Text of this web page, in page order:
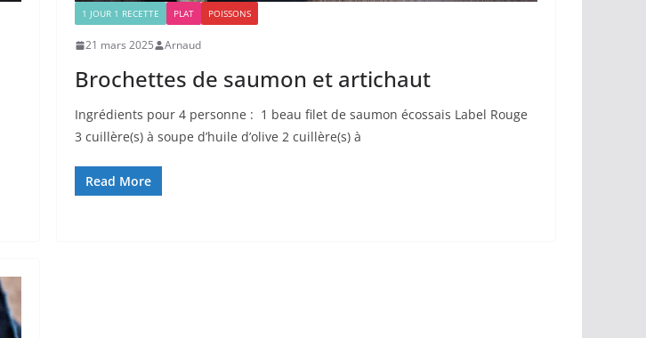
1 JOUR 1 RECETTE PLAT POISSONS
21 mars 2025 Arnaud
Brochettes de saumon et artichaut
Ingrédients pour 4 personne : 1 beau filet de saumon écossais Label Rouge
3 cuillère(s) à soupe d’huile d’olive 2 cuillère(s) à
Read More